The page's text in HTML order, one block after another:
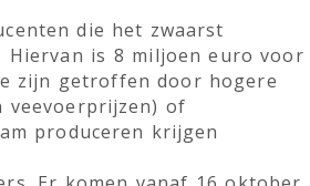
die het zwaarst
is 8 miljoen euro voor
zijn getroffen door hogere
veevoerprijzen) of
produceren krijgen